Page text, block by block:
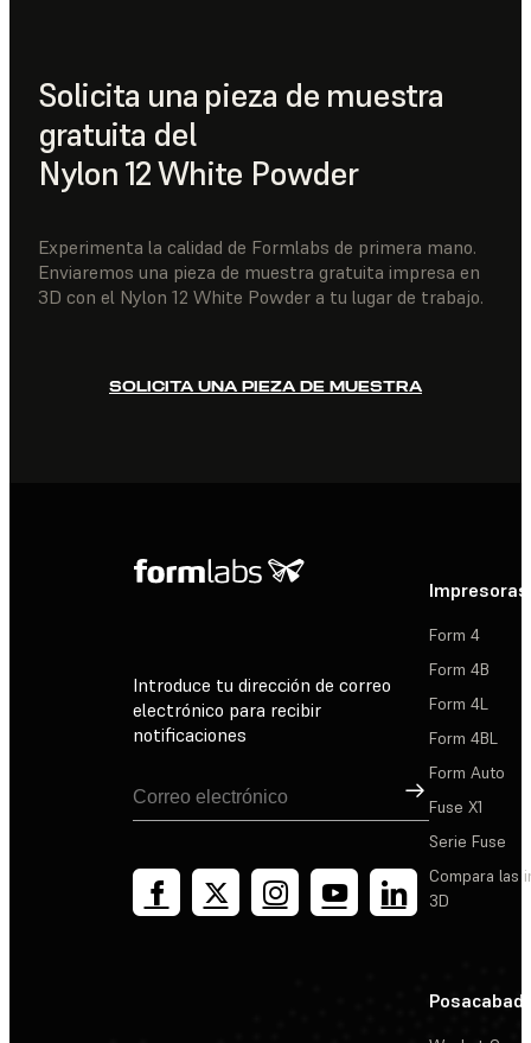
Solicita una pieza de muestra
gratuita del
Nylon 12 White Powder
Experimenta la calidad de Formlabs de primera mano.
Enviaremos una pieza de muestra gratuita impresa en
3D con el Nylon 12 White Powder a tu lugar de trabajo.
SOLICITA UNA PIEZA DE MUESTRA
Introduce tu dirección de correo
electrónico para recibir
notificaciones
Suscribirse
Impresoras
Form 4
Form 4B
Form 4L
Form 4BL
Form Auto
Fuse X1
Serie Fuse
Compara las
3D